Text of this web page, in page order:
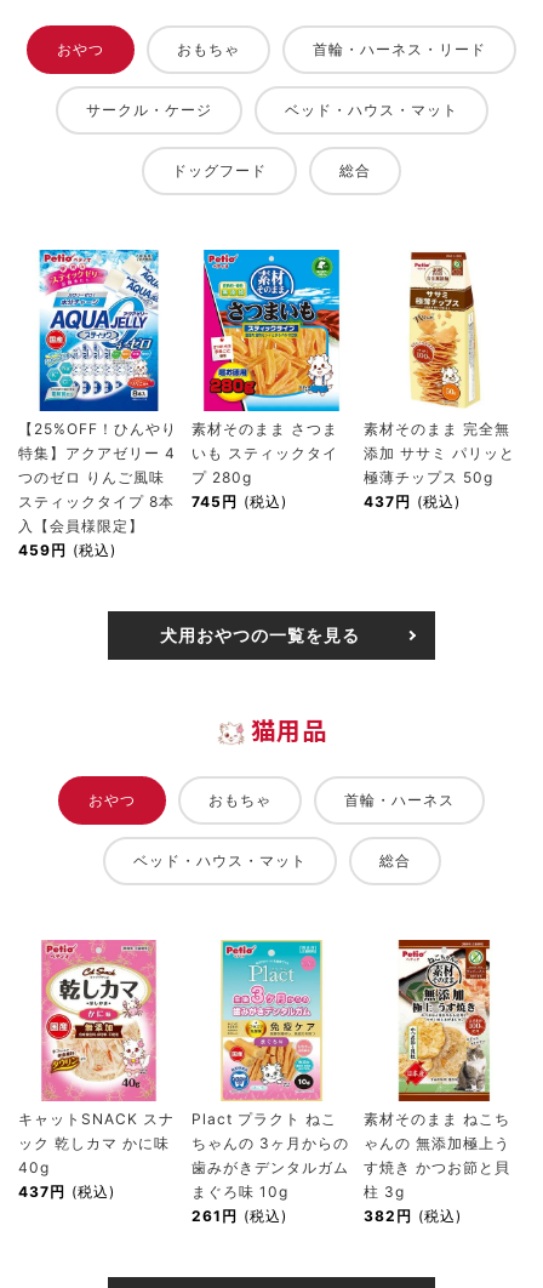
おやつ おもちゃ 首輪・ハーネス・リード
サークル・ケージ ベッド・ハウス・マット
ドッグフード 総合
【25%OFF！ひんやり
特集】アクアゼリー 4
つのゼロ りんご風味
スティックタイプ 8本
入【会員様限定】
459円 (税込)
素材そのまま さつま
いも スティックタイ
プ 280g
745円 (税込)
素材そのまま 完全無
添加 ササミ パリッと
極薄チップス 50g
437円 (税込)
犬用おやつの一覧を見る
猫用品
おやつ おもちゃ 首輪・ハーネス
ベッド・ハウス・マット 総合
キャットSNACK スナ
ック 乾しカマ かに味
40g
437円 (税込)
Plact プラクト ねこ
ちゃんの 3ヶ月からの
歯みがきデンタルガム
まぐろ味 10g
261円 (税込)
素材そのまま ねこち
ゃんの 無添加極上う
す焼き かつお節と貝
柱 3g
382円 (税込)